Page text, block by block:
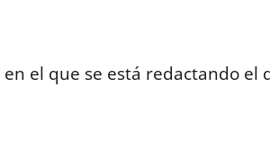
en el que se está redactando el